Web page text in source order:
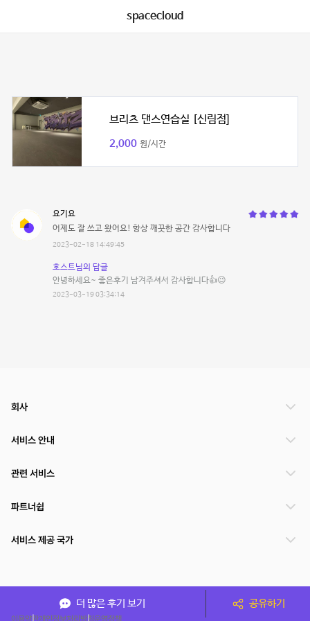
spacecloud
브리츠 댄스연습실 [신림점]
2,000 원/시간
요기요
어제도 잘 쓰고 왔어요! 항상 깨끗한 공간 감사합니다
2023-02-18 14:49:45
호스트님의 답글
안녕하세요~ 좋은후기 남겨주셔서 감사합니다👍😉
2023-03-19 03:34:14
더 많은 후기 보기 공유하기
회사
서비스 안내
관련 서비스
파트너쉽
서비스 제공 국가
이용약관개인정보처리방침운영정책